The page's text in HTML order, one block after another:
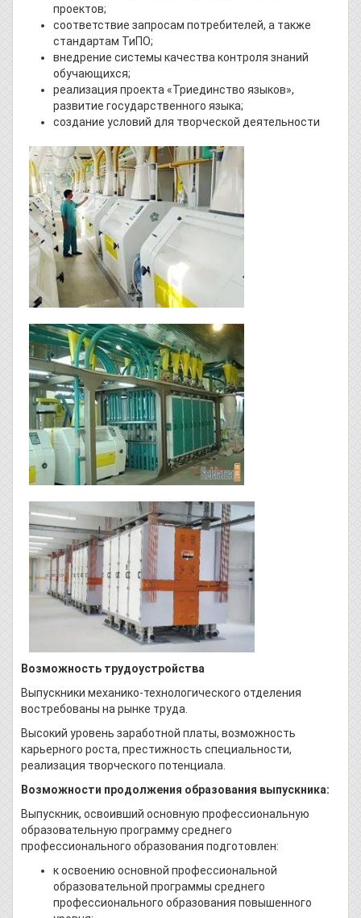
проектов;
соответствие запросам потребителей, а также
стандартам ТиПО;
внедрение системы качества контроля знаний
обучающихся;
реализация проекта «Триединство языков»,
развитие государственного языка;
создание условий для творческой деятельности
Возможность трудоустройства
Выпускники механико-технологического отделения
востребованы на рынке труда.
Высокий уровень заработной платы, возможность
карьерного роста, престижность специальности,
реализация творческого потенциала.
Возможности продолжения образования выпускника:
Выпускник, освоивший основную профессиональную
образовательную программу среднего
профессионального образования подготовлен:
к освоению основной профессиональной
образовательной программы среднего
профессионального образования повышенного